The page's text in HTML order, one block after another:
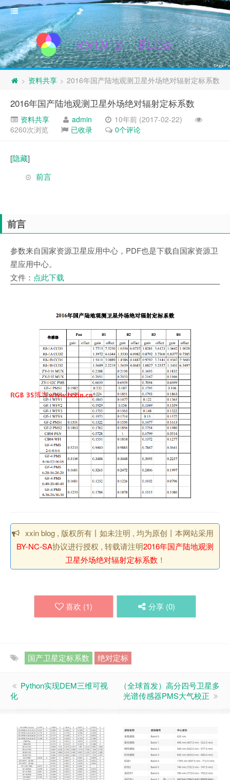
> 资料共享 > 2016年国产陆地观测卫星外场绝对辐射定标系数
2016年国产陆地观测卫星外场绝对辐射定标系数
资料共享 admin
10年前 (2017-02-22)
6260次浏览
已收录 0个评论
[隐藏]
前言
前言
参数来自国家资源卫星应用中心，PDF也是下载自国家资源卫
星应用中心。
文件： 点此下载
xxin blog , 版权所有丨如未注明 , 均为原创丨本网站采用
BY-NC-SA协议进行授权 , 转载请注明2016年国产陆地观测
卫星外场绝对辐射定标系数 ！
喜欢 (1) 分享 (0)
国产卫星定标系数 绝对定标
Python实现DEM三维可视
化
（全球首发）高分四号卫星多
光谱传感器PMS大气校正